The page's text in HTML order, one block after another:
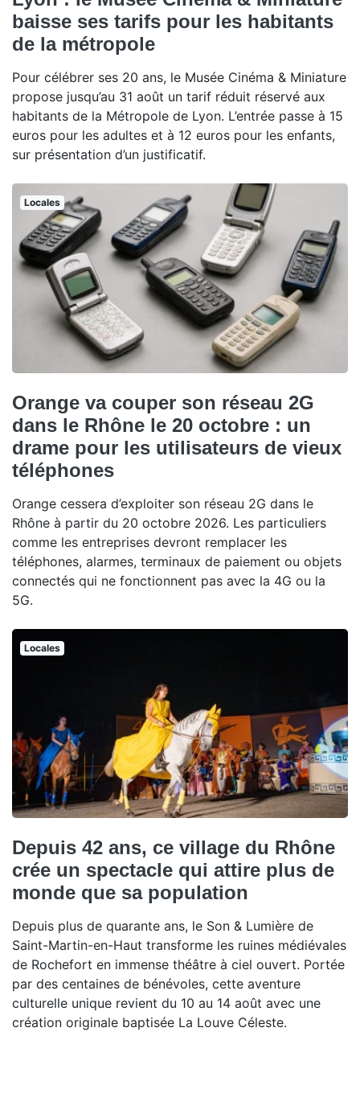
baisse ses tarifs pour les habitants
de la métropole
Pour célébrer ses 20 ans, le Musée Cinéma & Miniature
propose jusqu’au 31 août un tarif réduit réservé aux
habitants de la Métropole de Lyon. L’entrée passe à 15
euros pour les adultes et à 12 euros pour les enfants,
sur présentation d’un justificatif.
Locales
Orange va couper son réseau 2G
dans le Rhône le 20 octobre : un
drame pour les utilisateurs de vieux
téléphones
Orange cessera d’exploiter son réseau 2G dans le
Rhône à partir du 20 octobre 2026. Les particuliers
comme les entreprises devront remplacer les
téléphones, alarmes, terminaux de paiement ou objets
connectés qui ne fonctionnent pas avec la 4G ou la
5G.
Locales
Depuis 42 ans, ce village du Rhône
crée un spectacle qui attire plus de
monde que sa population
Depuis plus de quarante ans, le Son & Lumière de
Saint-Martin-en-Haut transforme les ruines médiévales
de Rochefort en immense théâtre à ciel ouvert. Portée
par des centaines de bénévoles, cette aventure
culturelle unique revient du 10 au 14 août avec une
création originale baptisée La Louve Céleste.